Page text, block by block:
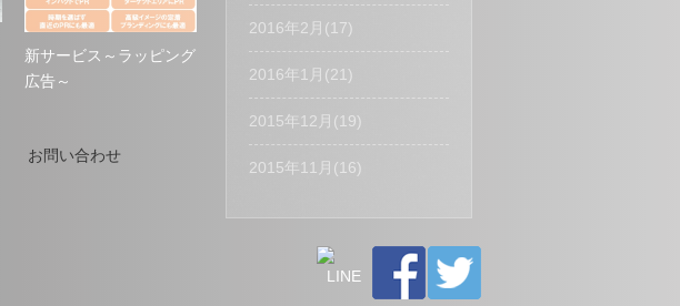
新サービス～ラッピング
広告～
2016年2月(17)
2016年1月(21)
2015年12月(19)
2015年11月(16)
お問い合わせ